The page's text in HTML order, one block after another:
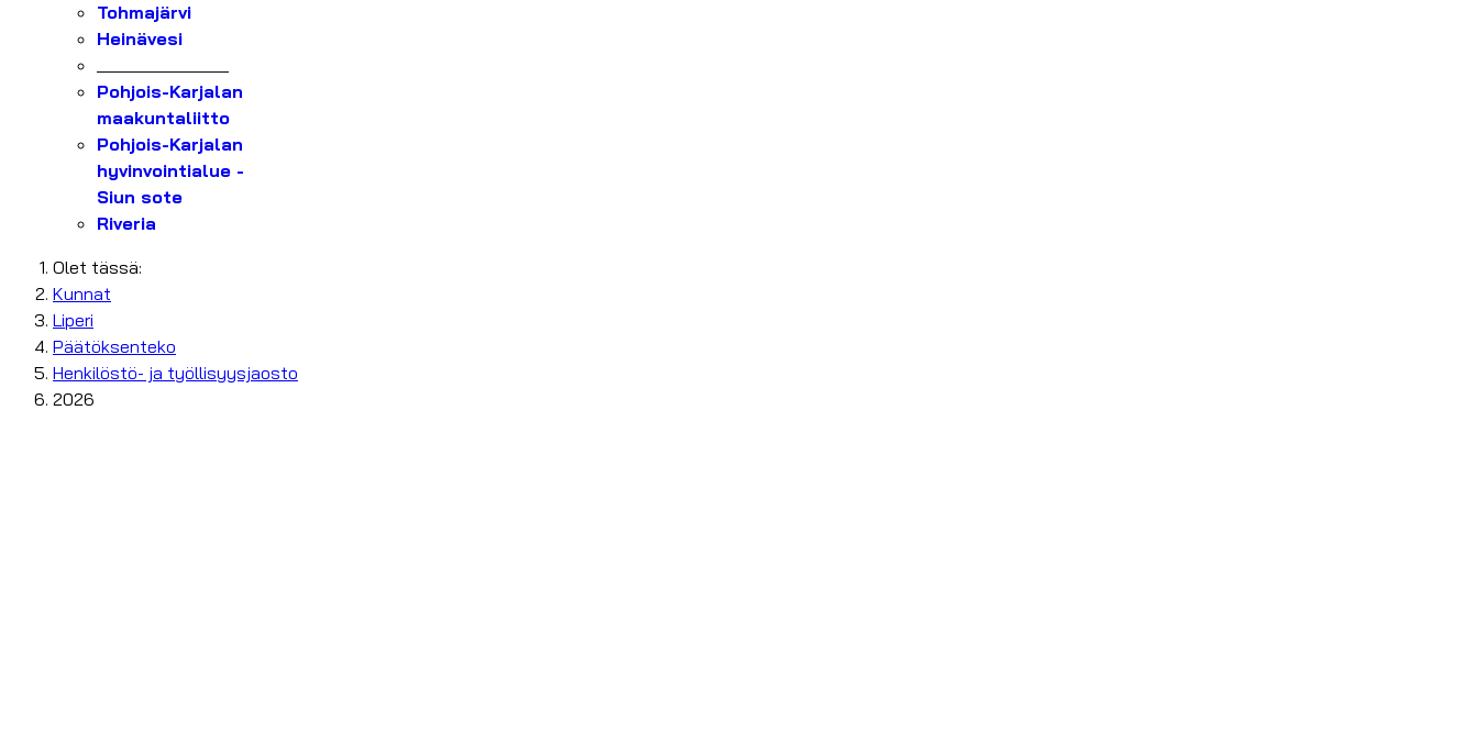
Tohmajärvi
Heinävesi
Pohjois-Karjalan
maakuntaliitto
Pohjois-Karjalan
hyvinvointialue -
Siun sote
Riveria
Olet tässä:
Kunnat
Liperi
Päätöksenteko
Henkilöstö- ja työllisyysjaosto
2026